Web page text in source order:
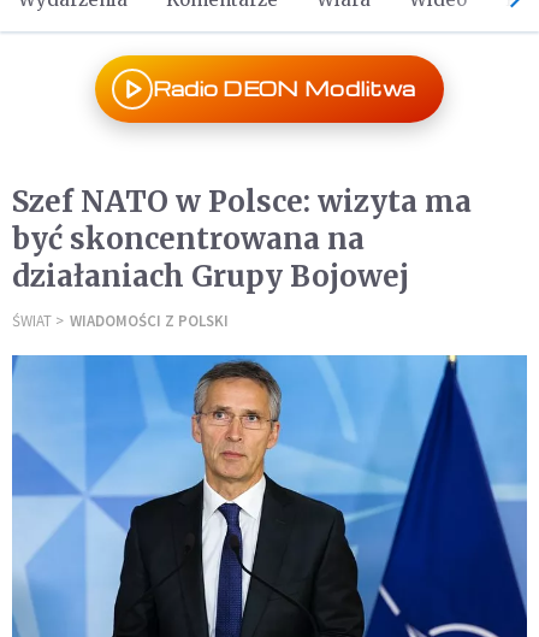
Radio DEON Modlitwa
Szef NATO w Polsce: wizyta ma
być skoncentrowana na
działaniach Grupy Bojowej
ŚWIAT WIADOMOŚCI Z POLSKI